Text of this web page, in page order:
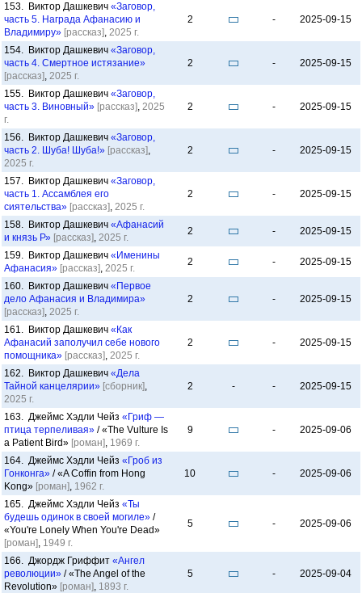
153. Виктор Дашкевич «Заговор,
часть 5. Награда Афанасию и
Владимиру» [рассказ], 2025 г.
2 - 2025-09-15
154. Виктор Дашкевич «Заговор,
часть 4. Смертное истязание»
[рассказ], 2025 г.
2 - 2025-09-15
155. Виктор Дашкевич «Заговор,
часть 3. Виновный» [рассказ], 2025
г.
2 - 2025-09-15
156. Виктор Дашкевич «Заговор,
часть 2. Шуба! Шуба!» [рассказ],
2025 г.
2 - 2025-09-15
157. Виктор Дашкевич «Заговор,
часть 1. Ассамблея его
сиятельства» [рассказ], 2025 г.
2 - 2025-09-15
158. Виктор Дашкевич «Афанасий
и князь Р» [рассказ], 2025 г.
2 - 2025-09-15
159. Виктор Дашкевич «Именины
Афанасия» [рассказ], 2025 г.
2 - 2025-09-15
160. Виктор Дашкевич «Первое
дело Афанасия и Владимира»
[рассказ], 2025 г.
2 - 2025-09-15
161. Виктор Дашкевич «Как
Афанасий заполучил себе нового
помощника» [рассказ], 2025 г.
2 - 2025-09-15
162. Виктор Дашкевич «Дела
Тайной канцелярии» [сборник],
2025 г.
2 - - 2025-09-15
163. Джеймс Хэдли Чейз «Гриф —
птица терпеливая» / «The Vulture Is
a Patient Bird» [роман], 1969 г.
9 - 2025-09-06
164. Джеймс Хэдли Чейз «Гроб из
Гонконга» / «A Coffin from Hong
Kong» [роман], 1962 г.
10 - 2025-09-06
165. Джеймс Хэдли Чейз «Ты
будешь одинок в своей могиле» /
«You're Lonely When You're Dead»
[роман], 1949 г.
5 - 2025-09-06
166. Джордж Гриффит «Ангел
революции» / «The Angel of the
Revolution» [роман], 1893 г.
5 - 2025-09-04